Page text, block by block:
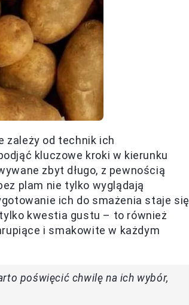
zależy od technik ich
kluczowe kroki w kierunku
zbyt długo, z pewnością
plam nie tylko wyglądają
ich do smażenia staje się
kwestia gustu – to również
i smakowite w każdym
poświęcić chwilę na ich wybór,